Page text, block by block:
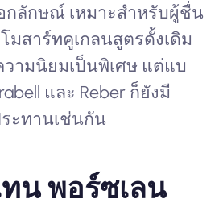
กลักษณ์ เหมาะสำหรับผู้ชื่น
สาร์ทคูเกลนสูตรดั้งเดิม
วามนิยมเป็นพิเศษ แต่แบ
และ Reber ก็ยังมี
ะทานเช่นกัน
น พอร์ซเลน